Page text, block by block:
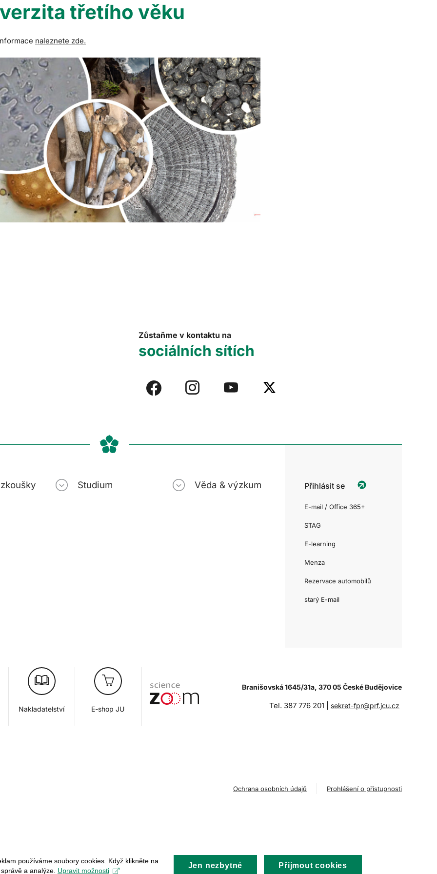
třetího věku
naleznete zde.
Zůstaňme v kontaktu na
sociálních sítích
Studium Věda & výzkum Přihlásit se
E-mail / Office 365+
STAG
E-learning
Menza
Rezervace automobilů
starý E-mail
Nakladatelství E-shop JU
Branišovská 1645/31a, 370 05 České Budějovice
Tel. 387 776 201 | sekret-fpr@prf.jcu.cz
Ochrana osobních údajů Prohlášení o přístupnosti
používáme soubory cookies. Když klikněte na
a analýze. Upravit možnosti
Jen nezbytné Přijmout cookies